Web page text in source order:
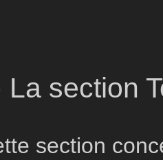
La section
section